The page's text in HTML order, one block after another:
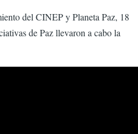
del CINEP y Planeta Paz, 18
de Paz llevaron a cabo la